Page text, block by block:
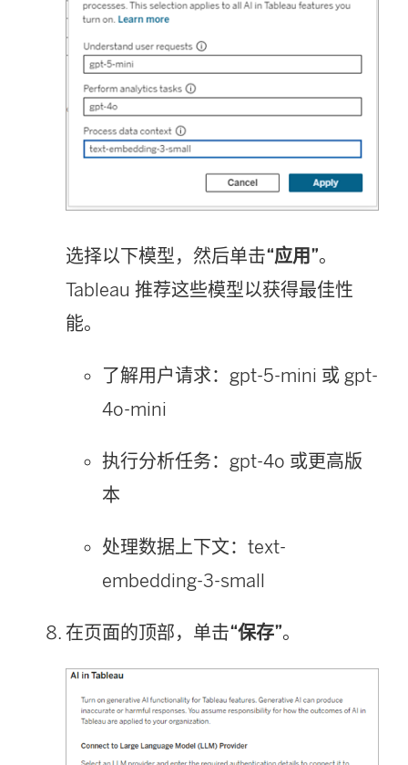
选择以下模型，然后单击“应用”。
Tableau 推荐这些模型以获得最佳性
能。
了解用户请求：gpt-5-mini 或 gpt-
4o-mini
执行分析任务：gpt-4o 或更高版
本
处理数据上下文：text-
embedding-3-small
在页面的顶部，单击“保存”。